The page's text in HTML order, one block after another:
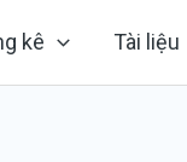
kê Tài liệu